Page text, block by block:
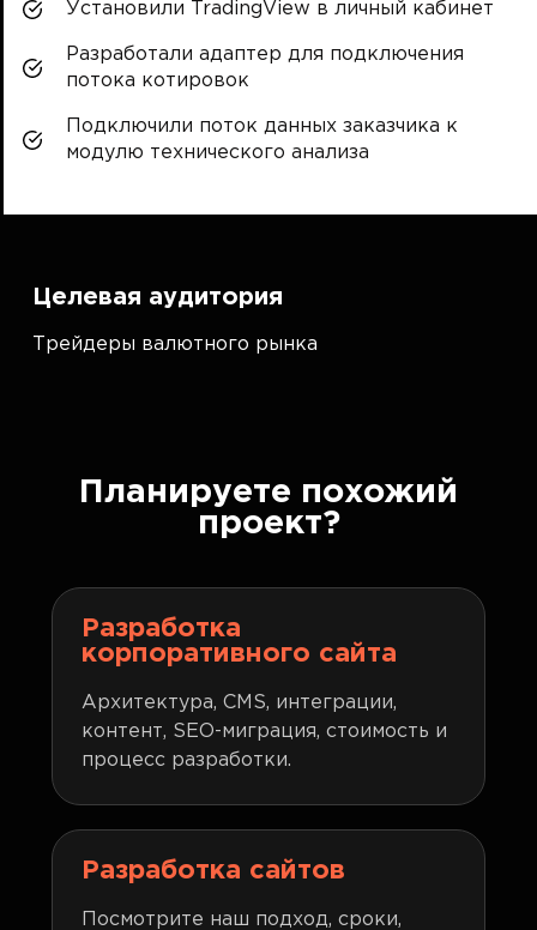
Установили TradingView в личный кабинет
Разработали адаптер для подключения
потока котировок
Подключили поток данных заказчика к
модулю технического анализа
Целевая аудитория
Трейдеры валютного рынка
Планируете похожий
проект?
Разработка
корпоративного сайта
Архитектура, CMS, интеграции,
контент, SEO-миграция, стоимость и
процесс разработки.
Разработка сайтов
Посмотрите наш подход, сроки,